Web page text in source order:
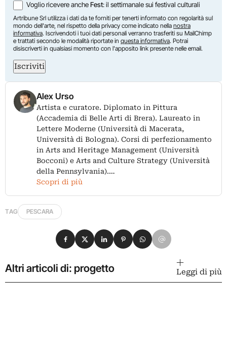
Voglio ricevere ancheFest: il settimanale sui festival culturali
Artribune Srl utilizza i dati da te forniti per tenerti informato con regolarità sul
mondo dell'arte, nel rispetto della privacy come indicato nella nostra
informativa. Iscrivendoti i tuoi dati personali verranno trasferiti su MailChimp
e trattati secondo le modalità riportate in questa informativa. Potrai
disiscriverti in qualsiasi momento con l'apposito link presente nelle email.
Iscriviti
Alex Urso
Artista e curatore. Diplomato in Pittura
(Accademia di Belle Arti di Brera). Laureato in
Lettere Moderne (Università di Macerata,
Università di Bologna). Corsi di perfezionamento
in Arts and Heritage Management (Università
Bocconi) e Arts and Culture Strategy (Università
della Pennsylvania).…
Scopri di più
TAG PESCARA
Condividi su Facebook
Condividi su X
Condividi su LinkedIn
Condividi su Pinterest
Condividi su WhatsApp
Condividi su Email
Altri articoli di: progetto Leggi di più